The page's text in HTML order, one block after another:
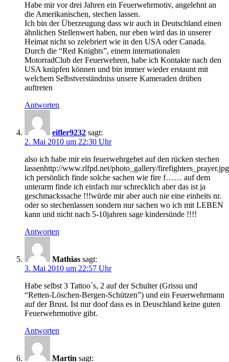
Habe mir vor drei Jahren ein Feuerwehrmotiv, angelehnt an
die Amerikanischen, stechen lassen.
Ich bin der Überzeugung dass wir auch in Deutschland einen
ähnlichen Stellenwert haben, nur eben wird das in unserer
Heimat nicht so zelebriert wie in den USA oder Canada.
Durch die “Red Knights”, einem internationalen
MotorradClub der Feuerwehren, habe ich Kontakte nach den
USA knüpfen können und bin immer wieder erstaunt mit
welchem Selbstverständniss unsere Kameraden drüben
auftreten
Antworten
eifler9232 sagt:
2. Mai 2010 um 22:30 Uhr
also ich habe mir ein feuerwehrgebet auf den rücken stechen
lassenhttp://www.rlfpd.net/photo_gallery/firefighters_prayer.jpg
ich persönlich finde solche sachen wie fire f…… auf dem
unterarm finde ich einfach nur schrecklich aber das ist ja
geschmackssache !!!würde mir aber auch nie eine einheits nr.
oder so stechenlassen sondern nur sachen wo ich mit LEBEN
kann und nicht nach 5-10jahren sage kindersünde !!!!
Antworten
Mathias sagt:
3. Mai 2010 um 22:57 Uhr
Habe selbst 3 Tattoo`s, 2 auf der Schulter (Grissu und
“Retten-Löschen-Bergen-Schützen”) und ein Feuerwehrmann
auf der Brust. Ist nur doof dass es in Deuschland keine guten
Feuerwehrmotive gibt.
Antworten
Martin sagt: